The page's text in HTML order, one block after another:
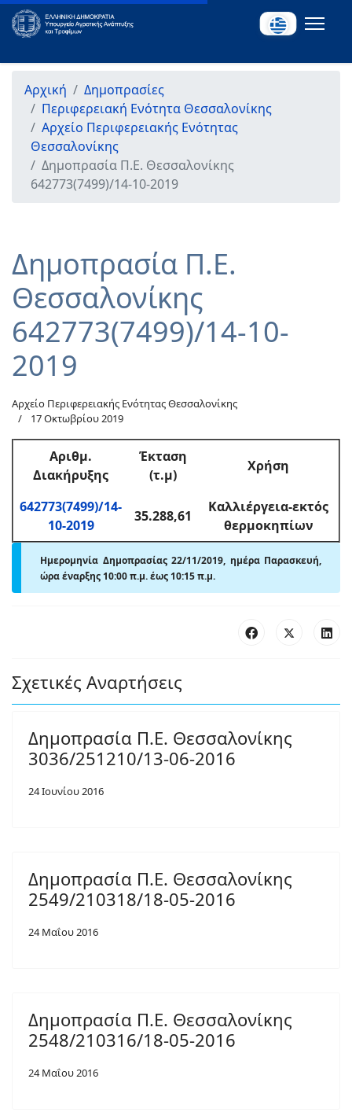
Αρχική
Δημοπρασίες
Περιφερειακή Ενότητα Θεσσαλονίκης
Αρχείο Περιφερειακής Ενότητας
Θεσσαλονίκης
Δημοπρασία Π.Ε. Θεσσαλονίκης
642773(7499)/14-10-2019
Δημοπρασία Π.Ε.
Θεσσαλονίκης
642773(7499)/14-10-
2019
Αρχείο Περιφερειακής Ενότητας Θεσσαλονίκης
17 Οκτωβρίου 2019
Αριθμ.
Διακήρυξης
Έκταση
(τ.μ)
Χρήση
642773(7499)/14-
10-2019
35.288,61
Καλλιέργεια-εκτός
θερμοκηπίων
Ημερομηνία Δημοπρασίας 22/11/2019, ημέρα Παρασκευή,
ώρα έναρξης 10:00 π.μ. έως 10:15 π.μ.
Σχετικές Αναρτήσεις
Δημοπρασία Π.Ε. Θεσσαλονίκης
3036/251210/13-06-2016
24 Ιουνίου 2016
Δημοπρασία Π.Ε. Θεσσαλονίκης
2549/210318/18-05-2016
24 Μαΐου 2016
Δημοπρασία Π.Ε. Θεσσαλονίκης
2548/210316/18-05-2016
24 Μαΐου 2016